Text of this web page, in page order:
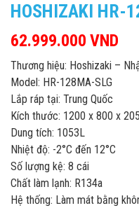
HOSHIZAKI HR-
62.999.000 VND
Thương hiệu: Hoshizaki –
Model: HR-128MA-SLG
Lắp ráp tại: Trung Quốc
Kích thước: 1200 x 800 x
Dung tích: 1053L
Nhiệt độ: -2°C đến 12°C
Số lượng kệ: 8 cái
Chất làm lạnh: R134a
Hệ thống: Làm mát bằng